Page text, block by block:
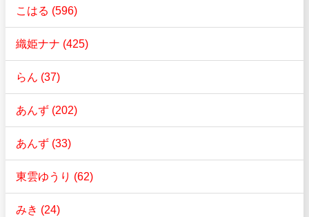
こはる (596)
織姫ナナ (425)
らん (37)
あんず (202)
あんず (33)
東雲ゆうり (62)
みき (24)